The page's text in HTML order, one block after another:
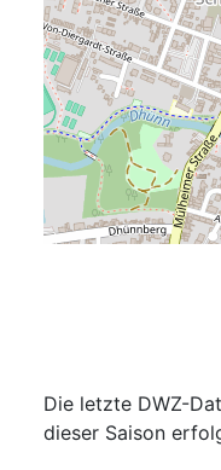
Die letzte DWZ-
dieser Saison